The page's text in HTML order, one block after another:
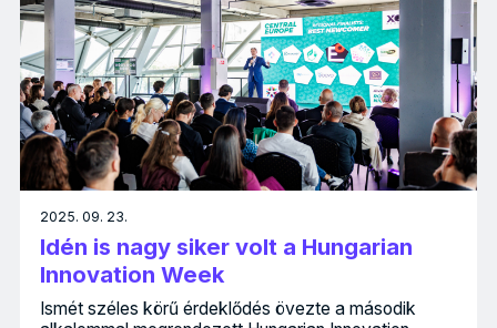
2025. 09. 23.
Idén is nagy siker volt a Hungarian
Innovation Week
Ismét széles körű érdeklődés övezte a második